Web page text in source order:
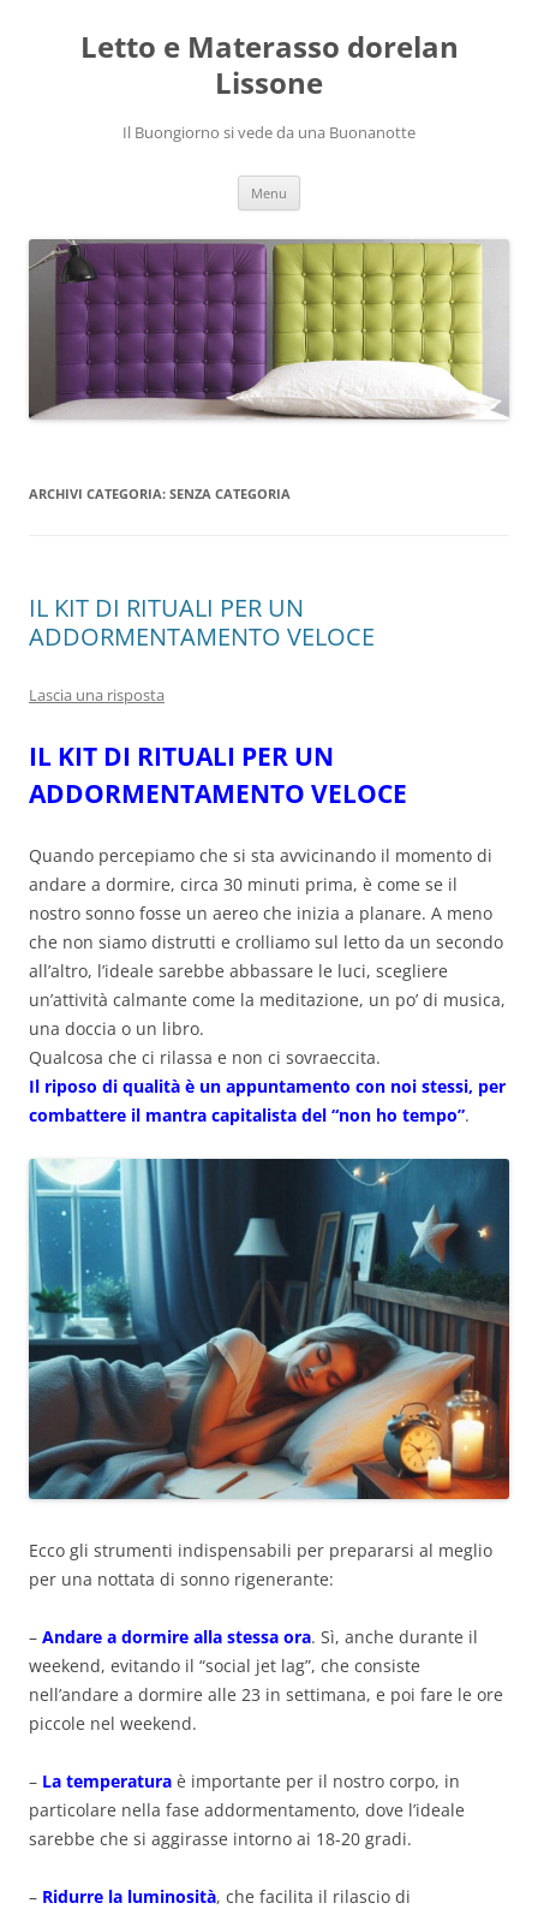
contenutoLetto e Materasso dorelan
Lissone
Il Buongiorno si vede da una Buonanotte
Menu
ARCHIVI CATEGORIA: SENZA CATEGORIA
IL KIT DI RITUALI PER UN
ADDORMENTAMENTO VELOCE
Lascia una risposta
IL KIT DI RITUALI PER UN
ADDORMENTAMENTO VELOCE
Quando percepiamo che si sta avvicinando il momento di
andare a dormire, circa 30 minuti prima, è come se il
nostro sonno fosse un aereo che inizia a planare. A meno
che non siamo distrutti e crolliamo sul letto da un secondo
all’altro, l’ideale sarebbe abbassare le luci, scegliere
un’attività calmante come la meditazione, un po’ di musica,
una doccia o un libro.
Qualcosa che ci rilassa e non ci sovraeccita.
Il riposo di qualità è un appuntamento con noi stessi, per
combattere il mantra capitalista del “non ho tempo”.
Ecco gli strumenti indispensabili per prepararsi al meglio
per una nottata di sonno rigenerante:
– Andare a dormire alla stessa ora. Sì, anche durante il
weekend, evitando il “social jet lag”, che consiste
nell’andare a dormire alle 23 in settimana, e poi fare le ore
piccole nel weekend.
– La temperatura è importante per il nostro corpo, in
particolare nella fase addormentamento, dove l’ideale
sarebbe che si aggirasse intorno ai 18-20 gradi.
– Ridurre la luminosità, che facilita il rilascio di